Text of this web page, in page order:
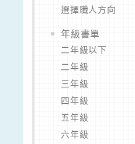
選擇職人方向
年級書單
二年級以下
二年級
三年級
四年級
五年級
六年級